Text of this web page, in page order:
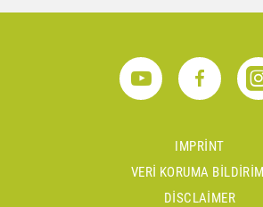
IMPRINT
VERI KORUMA
DISCLAIMER